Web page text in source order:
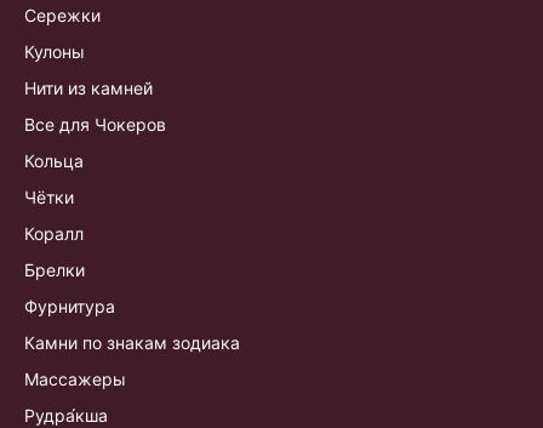
Сережки
Кулоны
Нити из камней
Все для Чокеров
Кольца
Чётки
Коралл
Брелки
Фурнитура
Камни по знакам зодиака
Массажеры
Рудра́кша